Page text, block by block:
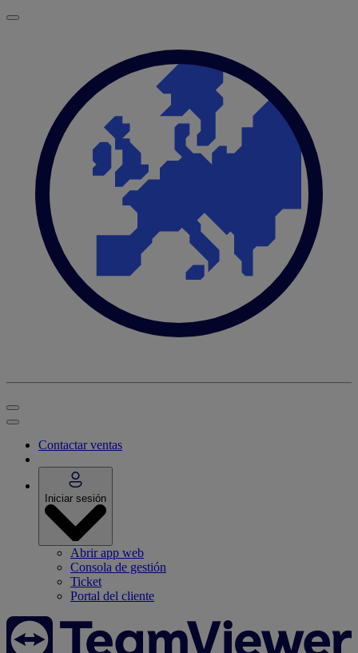
Contactar ventas
Iniciar sesión
Abrir app web
Consola de gestión
Ticket
Portal del cliente